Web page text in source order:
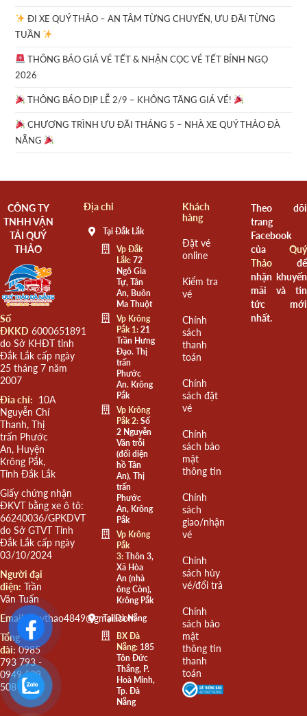
ĐI XE QUÝ THẢO – AN TÂM TỪNG CHUYẾN, ƯU ĐÃI TỪNG
TUẦN
THÔNG BÁO GIÁ VÉ TẾT & NHẬN CỌC VÉ TẾT BÍNH NGỌ
2026
THÔNG BÁO DỊP LỄ 2/9 – KHÔNG TĂNG GIÁ VÉ!
CHƯƠNG TRÌNH ƯU ĐÃI THÁNG 5 – NHÀ XE QUÝ THẢO ĐÀ
NẴNG
CÔNG TY
TNHH VẬN
TẢI QUÝ
THẢO
Số
ĐKKD 6000651891
do Sở KHĐT tỉnh
Đắk Lắk cấp ngày
25 tháng 7 năm
2007
Đia chỉ: 10A
Nguyễn Chí
Thanh, Thị
trấn Phước
An, Huyện
Krông Pắk,
Tỉnh Đắk Lắk
Giấy chứng nhận
ĐKVT bằng xe ô tô:
66240036/GPKDVT
do Sở GTVT Tỉnh
Đắk Lắk cấp ngày
03/10/2024
Người đại
diện: Trần
Văn Tuấn
Email: quythao4849@gmail.com
Tổng
đài: 0985
793 793 -
0949 508
508
Địa chỉ
Tại Đắk Lắk
Vp Đắk
Lắk:72
Ngô Gia
Tự, Tân
An, Buôn
Ma Thuột
Vp Krông
Pắk 1:21
Trần Hưng
Đạo. Thị
trấn
Phước
An. Krông
Pắk
Vp Krông
Pắk 2:Số
2 Nguyễn
Văn trỗi
(đối diện
hồ Tân
An), Thị
trấn
Phước
An, Krông
Pắk
Vp Krông
Pắk
3:Thôn 3,
Xã Hòa
An (nhà
ông Còn),
Krông Pắk
Tại Đà Nẵng
BX Đà
Nẵng:185
Tôn Đức
Thắng, P.
Hoà Minh,
Tp. Đà
Nẵng
Khách
hàng
Đặt vé
online
Kiểm tra
vé
Chính
sách
thanh
toán
Chính
sách đặt
vé
Chính
sách bảo
mật
thông tin
Chính
sách
giao/nhận
vé
Chính
sách hủy
vé/đổi trả
Chính
sách bảo
mật
thông tin
thanh
toán
Theo dõi
trang
Facebook
của Quý
Thảođể
nhận khuyến
mãi và tin
tức mới
nhất.